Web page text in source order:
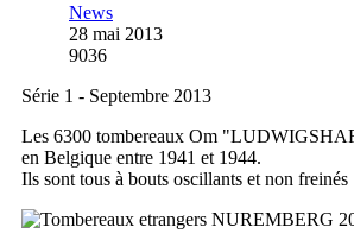
News
28 mai 2013
9036
Série 1 - Septembre 2013
Les 6300 tombereaux Om
en Belgique entre 1941 et 1944.
Ils sont tous à bouts oscillants et non freinés